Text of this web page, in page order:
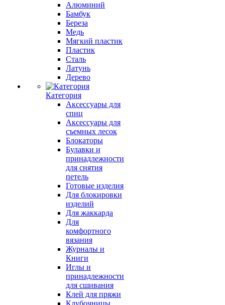
Алюминий
Бамбук
Береза
Медь
Мягкий пластик
Пластик
Сталь
Латунь
Дерево
Категория
Аксессуары для
спиц
Аксессуары для
съемных лесок
Блокаторы
Булавки и
принадлежности
для снятия
петель
Готовые изделия
Для блокировки
изделий
Для жаккарда
Для
комфортного
вязания
Журналы и
Книги
Иглы и
принадлежности
для сшивания
Клей для пряжи
Клубочницы